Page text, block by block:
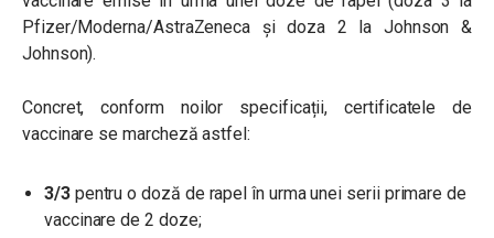
Pfizer/Moderna/AstraZeneca și doza 2 la Johnson &
Johnson).
Concret, conform noilor specificații, certificatele de
vaccinare se marcheză astfel:
3/3pentru o doză de rapel în urma unei serii primare de
vaccinare de 2 doze;